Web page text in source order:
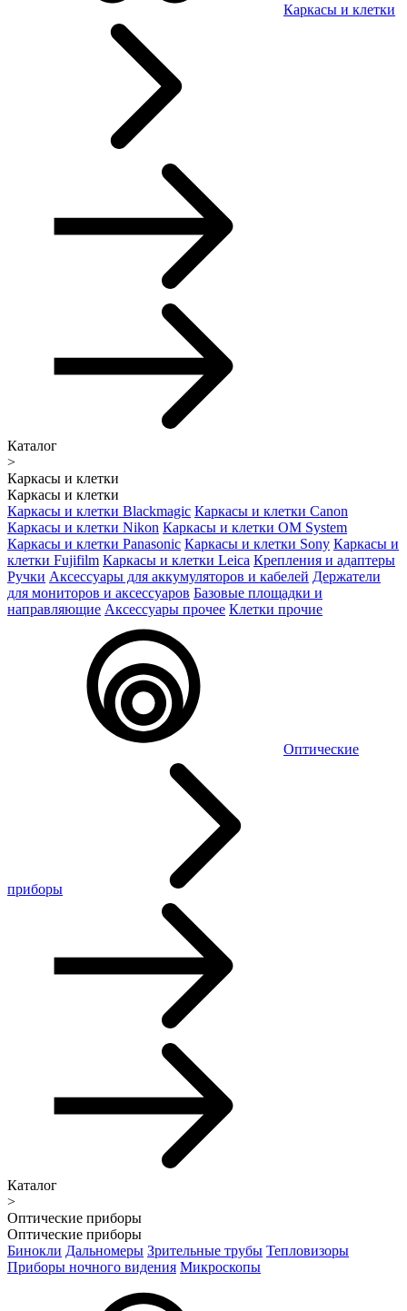
Каркасы и клетки
Каталог
>
Каркасы и клетки
Каркасы и клетки
Каркасы и клетки Blackmagic Каркасы и клетки Canon
Каркасы и клетки Nikon Каркасы и клетки OM System
Каркасы и клетки Panasonic Каркасы и клетки Sony Каркасы и
клетки Fujifilm Каркасы и клетки Leica Крепления и адаптеры
Ручки Аксессуары для аккумуляторов и кабелей Держатели
для мониторов и аксессуаров Базовые площадки и
направляющие Аксессуары прочее Клетки прочие
Оптические
приборы
Каталог
>
Оптические приборы
Оптические приборы
Бинокли Дальномеры Зрительные трубы Тепловизоры
Приборы ночного видения Микроскопы